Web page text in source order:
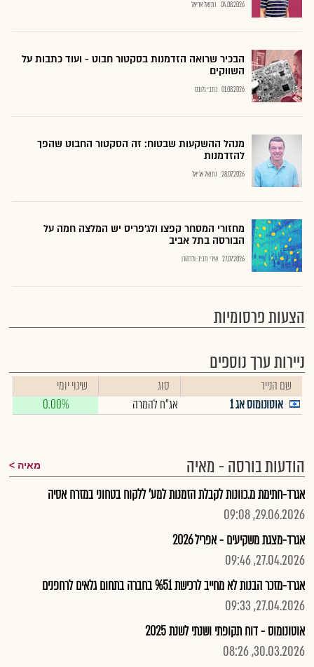
04.08.2026 נתנאל אריאל
הבכיר שרואה הזדמנות בסקטור חבוט - ועוד כתבות על
השווקים
01.08.2026 כתבי גלובס
מנהל ההשקעות שבטוח: זה הסקטור החבוט שהפך
להזדמנות
28.07.2026 נתנאל אריאל
מחזורי המסחר קפצו ולג'פריס יש המלצה חמה על
הבורסה בתל אביב
27.07.2026 שירי חביב-ולדהורן
הצעות פרסומיות
ניירות ערך נוספים
שם הנייר סוג
שינוי יומי
אוטונומוס אג 1
אג"ח להמרה 0.00%
הודעות בורסה - מאיה מאיה
אגרד-חתימת מ.כוונות לקבלת הזמנות למע' ללקוח בטחוני במזרח אסיה
29.06.2026, 09:08
אגרד-מצגת משקיעים - אפריל 2026
27.04.2026, 09:46
אגרד-מזכר הבנות לא מחייב לרכישת %51 בחברה בתחום גלאים לרחפנים
27.04.2026, 09:33
אוטונומוס - דוח תקופתי ושנתי לשנת 2025
30.03.2026, 08:26